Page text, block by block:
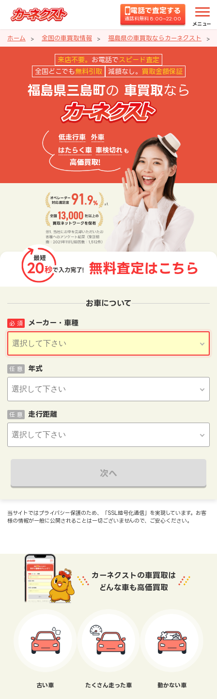
電話で査定する
通話料無料 8:00~22:00
メニュー
ホーム 全国の車買取情報 福島県の車買取ならカーネクスト
福島県三島町の車買取ならカー
来店不要。 お電話で スピード査定
全国どこでも 無料引取 減額なし。 買取金額保証
福島県三島町の 車買取なら
お車について
メーカー・車種
必 須
年式
任 意
走行距離
任 意
次へ
当サイトではプライバシー保護のため、「SSL暗号化通信」を実現しています。お客
様の情報が一般に公開されることは一切ございませんので、ご安心ください。
カーネクストの車買取は
どんな車も高価買取
古い車 たくさん走った車 動かない車